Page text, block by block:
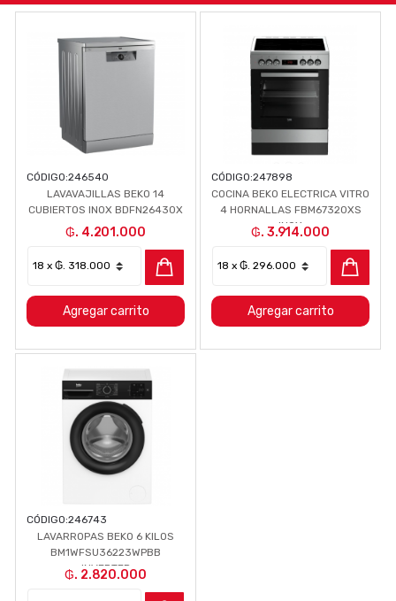
CÓDIGO:246540
LAVAVAJILLAS BEKO 14
CUBIERTOS INOX BDFN26430X
₲. 4.201.000
Agregar carrito
CÓDIGO:247898
COCINA BEKO ELECTRICA VITRO
4 HORNALLAS FBM67320XS
INOX
₲. 3.914.000
Agregar carrito
CÓDIGO:246743
LAVARROPAS BEKO 6 KILOS
BM1WFSU36223WPBB
INVERTER
₲. 2.820.000